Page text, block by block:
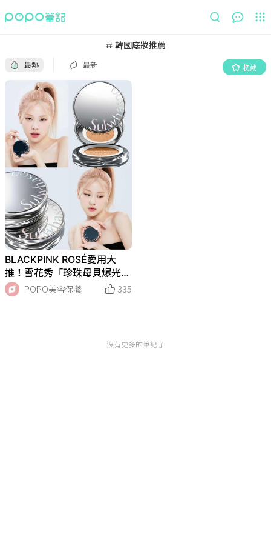
韓國底妝推薦
最熱 最新 收藏
收藏
BLACKPINK ROSÉ愛用大
推！雪花秀「珍珠母貝爆光精
華氣墊」上市，集水潤、輕
透、珍珠光於一盒、仙女美肌
POPO美容保養 335
沒有更多的筆記了